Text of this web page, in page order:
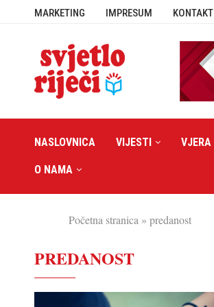
MARKETING IMPRESUM KONTAKT
NASLOVNICA VIJESTI VJERA
O NAMA
Početna stranica » predanost
PREDANOST